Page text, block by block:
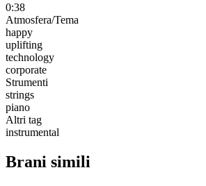
0:38
Atmosfera/Tema
happy
uplifting
technology
corporate
Strumenti
strings
piano
Altri tag
instrumental
Brani simili